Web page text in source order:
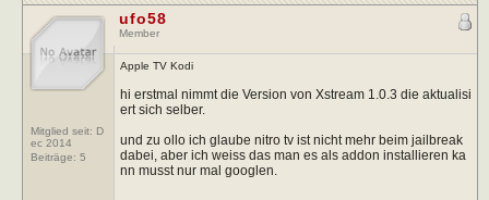
Mitglied seit: D
ec 2014
Beiträge: 5
ufo58
Member
Apple TV Kodi
hi erstmal nimmt die Version von Xstream 1.0.3 die aktualisi
ert sich selber.
und zu ollo ich glaube nitro tv ist nicht mehr beim jailbreak
dabei, aber ich weiss das man es als addon installieren ka
nn musst nur mal googlen.